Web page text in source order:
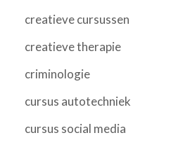
creatieve cursussen
creatieve therapie
criminologie
cursus autotechniek
cursus social media